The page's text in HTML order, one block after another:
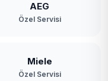
AEG
Özel Servisi
Miele
Özel Servisi